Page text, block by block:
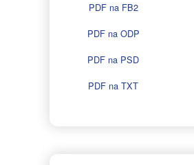
PDF na FB2
PDF na ODP
PDF na PSD
PDF na TXT